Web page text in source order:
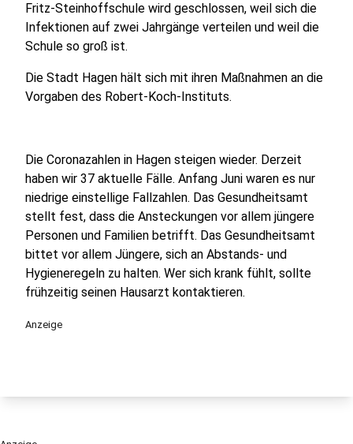
Fritz-Steinhoffschule wird geschlossen, weil sich die
Infektionen auf zwei Jahrgänge verteilen und weil die
Schule so groß ist.
Die Stadt Hagen hält sich mit ihren Maßnahmen an die
Vorgaben des Robert-Koch-Instituts.
Die Coronazahlen in Hagen steigen wieder. Derzeit
haben wir 37 aktuelle Fälle. Anfang Juni waren es nur
niedrige einstellige Fallzahlen. Das Gesundheitsamt
stellt fest, dass die Ansteckungen vor allem jüngere
Personen und Familien betrifft. Das Gesundheitsamt
bittet vor allem Jüngere, sich an Abstands- und
Hygieneregeln zu halten. Wer sich krank fühlt, sollte
frühzeitig seinen Hausarzt kontaktieren.
Anzeige